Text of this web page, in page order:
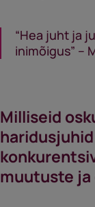
“Hea juht ja
inimõigus” –
Milliseid
muutuste